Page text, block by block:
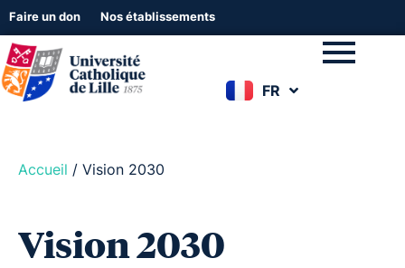
Faire un don Nos établissements
FR
EN
Accueil / Vision 2030
Vision 2030